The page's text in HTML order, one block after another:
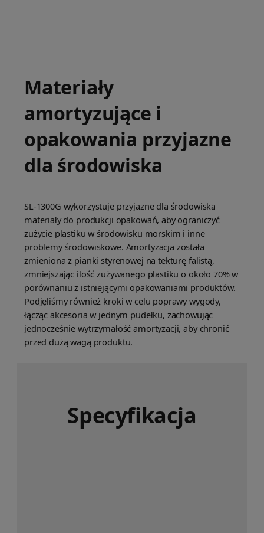
Materiały
amortyzujące i
opakowania przyjazne
dla środowiska
SL-1300G wykorzystuje przyjazne dla środowiska
materiały do produkcji opakowań, aby ograniczyć
zużycie plastiku w środowisku morskim i inne
problemy środowiskowe. Amortyzacja została
zmieniona z pianki styrenowej na tekturę falistą,
zmniejszając ilość zużywanego plastiku o około 70% w
porównaniu z istniejącymi opakowaniami produktów.
Podjęliśmy również kroki w celu poprawy wygody,
łącząc akcesoria w jednym pudełku, zachowując
jednocześnie wytrzymałość amortyzacji, aby chronić
przed dużą wagą produktu.
Specyfikacja